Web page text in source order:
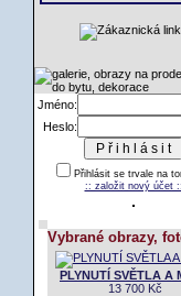
Jméno:
Heslo:
Přihlásit se trvale na
:: založit nový účet ::
Vybrané obrazy,
PLYNUTÍ SVĚTLA A
13 700 Kč